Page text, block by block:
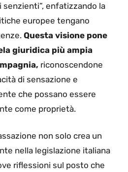
senzienti”, enfatizzando la
europee tengano
Questa visione pone
giuridica più ampia
riconoscendone
di sensazione e
che possano essere
come proprietà.
non solo crea un
nella legislazione italiana
riflessioni sul posto che